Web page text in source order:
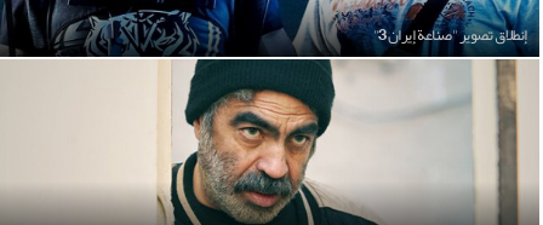
إنطلاق تصوير "صناعة إيران 3"